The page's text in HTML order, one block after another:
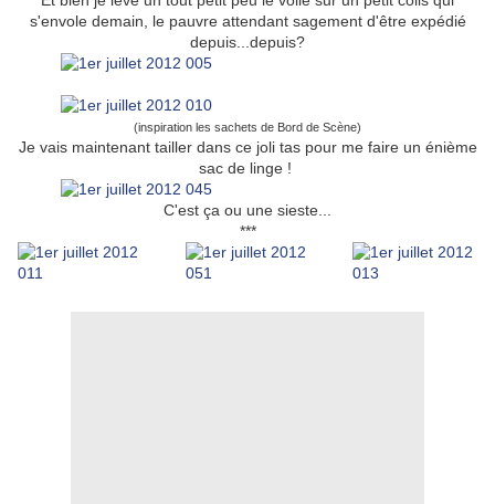
s'envole demain, le pauvre attendant sagement d'être expédié
depuis...depuis?
(inspiration les sachets de Bord de Scène)
Je vais maintenant tailler dans ce joli tas pour me faire un énième
sac de linge !
C'est ça ou une sieste...
***